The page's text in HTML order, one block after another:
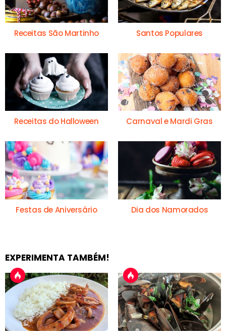
Receitas São Martinho Santos Populares
Receitas do Halloween Carnaval e Mardi Gras
Festas de Aniversário Dia dos Namorados
EXPERIMENTA TAMBÉM!